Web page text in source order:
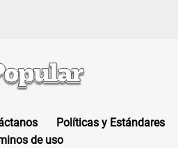
Políticas y Estándares
de uso